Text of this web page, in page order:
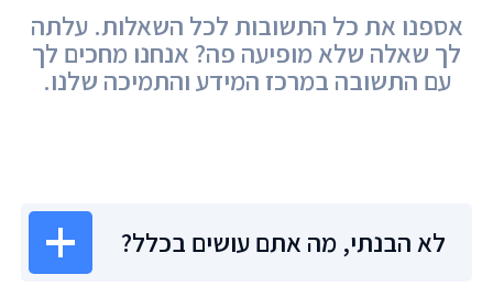
לא הבנתי, מה אתם עושים בכלל?
אספנו את כל התשובות לכל השאלות. עלתה
לך שאלה שלא מופיעה פה? אנחנו מחכים לך
עם התשובה במרכז המידע והתמיכה שלנו.